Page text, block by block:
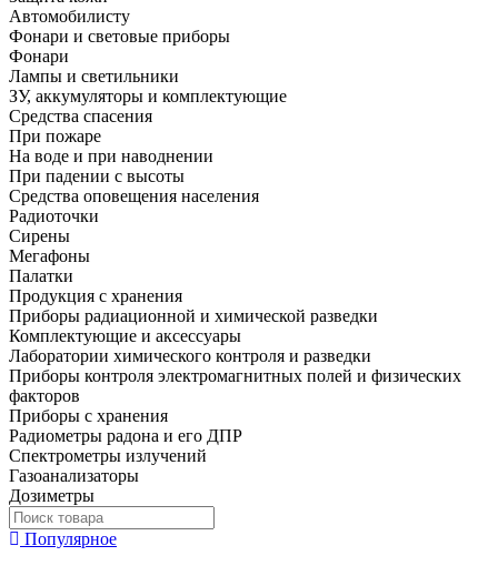
Автомобилисту
Фонари и световые приборы
Фонари
Лампы и светильники
ЗУ, аккумуляторы и комплектующие
Средства спасения
При пожаре
На воде и при наводнении
При падении с высоты
Средства оповещения населения
Радиоточки
Сирены
Мегафоны
Палатки
Продукция с хранения
Приборы радиационной и химической разведки
Комплектующие и аксессуары
Лаборатории химического контроля и разведки
Приборы контроля электромагнитных полей и физических
факторов
Приборы с хранения
Радиометры радона и его ДПР
Спектрометры излучений
Газоанализаторы
Дозиметры
Популярное